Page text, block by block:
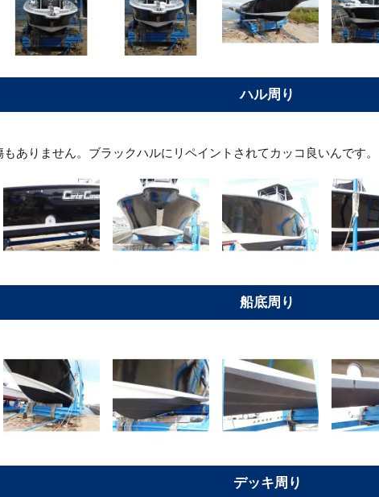
ハル周り
ありません。ブラックハルにリペイントされてカッコ良いんです。
船底周り
デッキ周り